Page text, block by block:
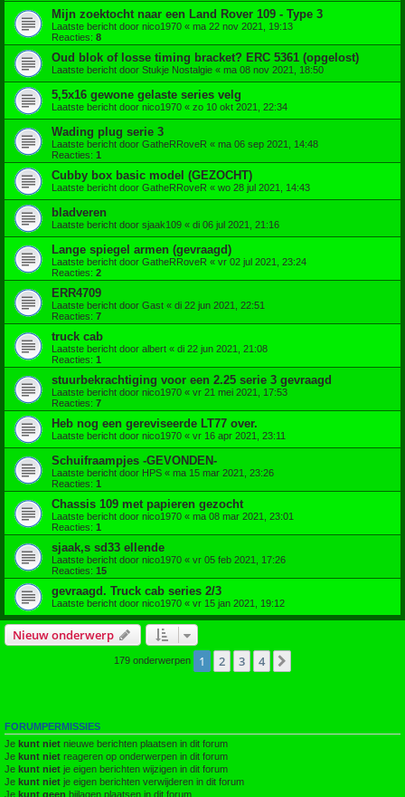
Mijn zoektocht naar een Land Rover 109 - Type 3
Laatste bericht door nico1970 « ma 22 nov 2021, 19:13
Reacties: 8
Oud blok of losse timing bracket? ERC 5361 (opgelost)
Laatste bericht door Stukje Nostalgie « ma 08 nov 2021, 18:50
5,5x16 gewone gelaste series velg
Laatste bericht door nico1970 « zo 10 okt 2021, 22:34
Wading plug serie 3
Laatste bericht door GatheRRoveR « ma 06 sep 2021, 14:48
Reacties: 1
Cubby box basic model (GEZOCHT)
Laatste bericht door GatheRRoveR « wo 28 jul 2021, 14:43
bladveren
Laatste bericht door sjaak109 « di 06 jul 2021, 21:16
Lange spiegel armen (gevraagd)
Laatste bericht door GatheRRoveR « vr 02 jul 2021, 23:24
Reacties: 2
ERR4709
Laatste bericht door Gast « di 22 jun 2021, 22:51
Reacties: 7
truck cab
Laatste bericht door albert « di 22 jun 2021, 21:08
Reacties: 1
stuurbekrachtiging voor een 2.25 serie 3 gevraagd
Laatste bericht door nico1970 « vr 21 mei 2021, 17:53
Reacties: 7
Heb nog een gereviseerde LT77 over.
Laatste bericht door nico1970 « vr 16 apr 2021, 23:11
Schuifraampjes -GEVONDEN-
Laatste bericht door HPS « ma 15 mar 2021, 23:26
Reacties: 1
Chassis 109 met papieren gezocht
Laatste bericht door nico1970 « ma 08 mar 2021, 23:01
Reacties: 1
sjaak,s sd33 ellende
Laatste bericht door nico1970 « vr 05 feb 2021, 17:26
Reacties: 15
gevraagd. Truck cab series 2/3
Laatste bericht door nico1970 « vr 15 jan 2021, 19:12
Nieuw onderwerp
179 onderwerpen 1 2 3 4
FORUMPERMISSIES
Je kunt niet nieuwe berichten plaatsen in dit forum
Je kunt niet reageren op onderwerpen in dit forum
Je kunt niet je eigen berichten wijzigen in dit forum
Je kunt niet je eigen berichten verwijderen in dit forum
Je kunt geen bijlagen plaatsen in dit forum